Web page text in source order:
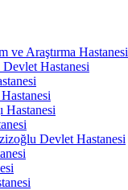
ve Araştırma Hastanesi
Hastanesi
Hastanesi
Devlet Hastanesi